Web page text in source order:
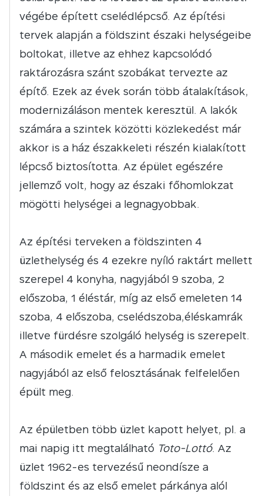
végébe épített cselédlépcső. Az építési
tervek alapján a földszint északi helységeibe
boltokat, illetve az ehhez kapcsolódó
raktározásra szánt szobákat tervezte az
építő. Ezek az évek során több átalakítások,
modernizáláson mentek keresztül. A lakók
számára a szintek közötti közlekedést már
akkor is a ház északkeleti részén kialakított
lépcső biztosította. Az épület egészére
jellemző volt, hogy az északi főhomlokzat
mögötti helységei a legnagyobbak.
Az építési terveken a földszinten 4
üzlethelység és 4 ezekre nyíló raktárt mellett
szerepel 4 konyha, nagyjából 9 szoba, 2
előszoba, 1 éléstár, míg az első emeleten 14
szoba, 4 előszoba, cselédszoba,éléskamrák
illetve fürdésre szolgáló helység is szerepelt.
A második emelet és a harmadik emelet
nagyjából az első felosztásának felfelelően
épült meg.
Az épületben több üzlet kapott helyet, pl. a
mai napig itt megtalálható Toto-Lottó. Az
üzlet 1962-es tervezésű neondísze a
földszint és az első emelet párkánya alól